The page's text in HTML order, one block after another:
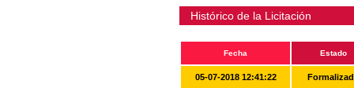
Histórico de la Licitación
Fecha Estado
05-07-2018 12:41:22